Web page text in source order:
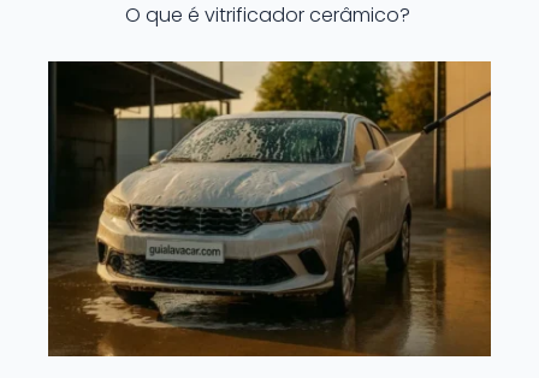
O que é vitrificador cerâmico?